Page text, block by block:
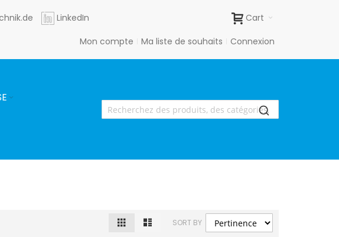
LinkedIn
Cart
Mon compte
Ma liste de souhaits Connexion
SORT BY
Afficher
Grille